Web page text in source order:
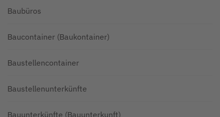
Baubüros
Baucontainer (Baukontainer)
Baustellencontainer
Baustellenunterkünfte
Bauunterkünfte (Bauunterkunft)